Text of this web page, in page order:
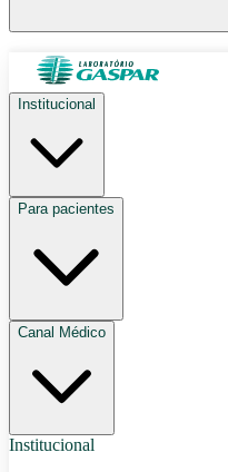
Institucional
Para pacientes
Canal Médico
Institucional